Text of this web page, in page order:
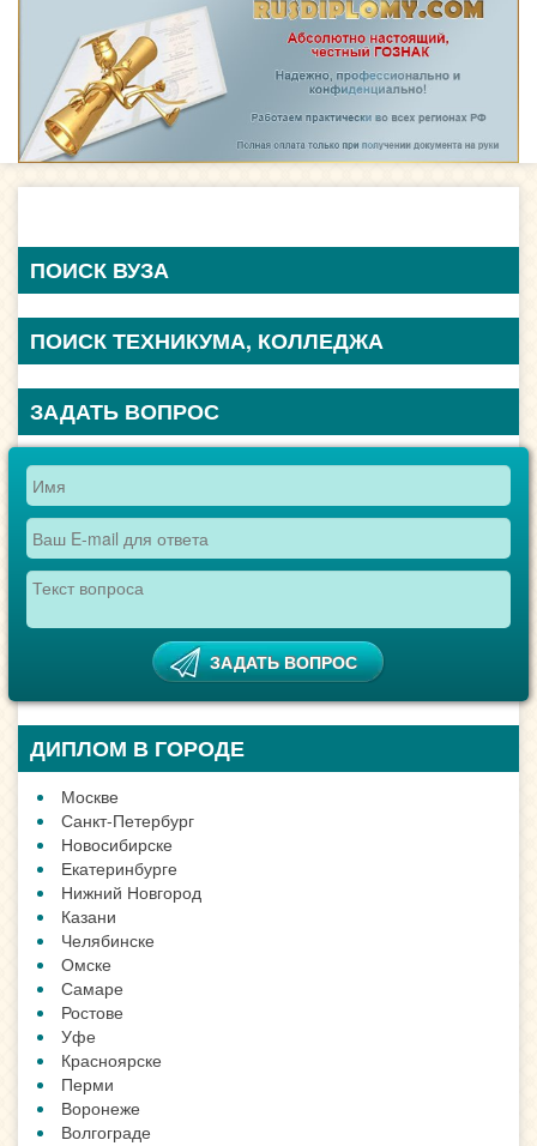
ПОИСК ВУЗА
ПОИСК ТЕХНИКУМА, КОЛЛЕДЖА
ЗАДАТЬ ВОПРОС
ДИПЛОМ В ГОРОДЕ
Москве
Санкт-Петербург
Новосибирске
Екатеринбурге
Нижний Новгород
Казани
Челябинске
Омске
Самаре
Ростове
Уфе
Красноярске
Перми
Воронеже
Волгограде